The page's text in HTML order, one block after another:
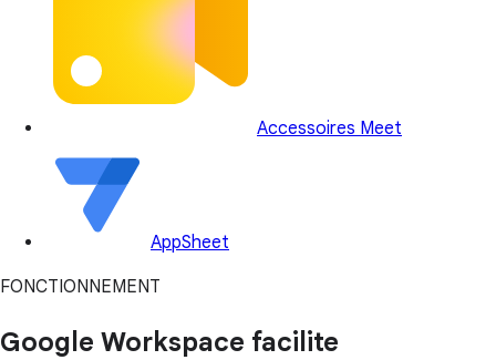
Accessoires Meet
AppSheet
FONCTIONNEMENT
Google Workspace facilite